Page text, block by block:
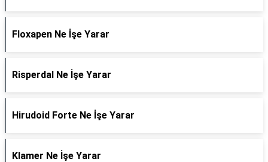
Floxapen Ne İşe Yarar
Risperdal Ne İşe Yarar
Hirudoid Forte Ne İşe Yarar
Klamer Ne İşe Yarar